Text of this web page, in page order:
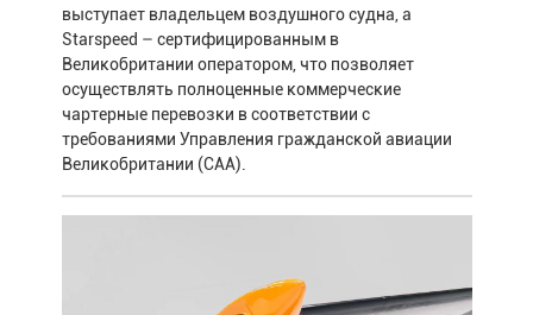
выступает владельцем воздушного судна, а
Starspeed – сертифицированным в
Великобритании оператором, что позволяет
осуществлять полноценные коммерческие
чартерные перевозки в соответствии с
требованиями Управления гражданской авиации
Великобритании (CAA).